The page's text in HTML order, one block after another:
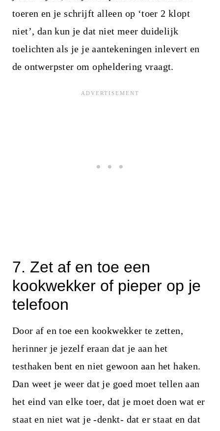
toeren en je schrijft alleen op ‘toer 2 klopt
niet’, dan kun je dat niet meer duidelijk
toelichten als je je aantekeningen inlevert en
de ontwerpster om opheldering vraagt.
7. Zet af en toe een
kookwekker of pieper op je
telefoon
Door af en toe een kookwekker te zetten,
herinner je jezelf eraan dat je aan het
testhaken bent en niet gewoon aan het haken.
Dan weet je weer dat je goed moet tellen aan
het eind van elke toer, dat je moet doen wat er
staat en niet wat je -denkt- dat er staat en dat